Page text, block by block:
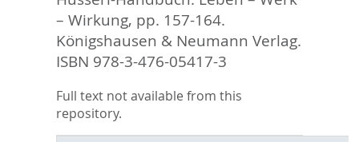
– Wirkung, pp. 157-164.
Königshausen & Neumann Verlag.
ISBN 978-3-476-05417-3
Full text not available from this
repository.